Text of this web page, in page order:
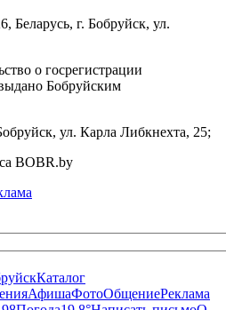
Беларусь, г. Бобруйск, ул.
о госрегистрации
Бобруйским
ул. Карла Либкнехта, 25;
BOBR.by
Каталог
АфишаФотоОбщениеРеклама